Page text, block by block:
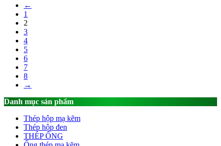
←
1
2
3
4
5
6
7
8
→
Danh mục sản phẩm
Thép hộp mạ kẽm
Thép hộp đen
THÉP ỐNG